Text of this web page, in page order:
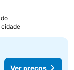
cidade
Ver preços